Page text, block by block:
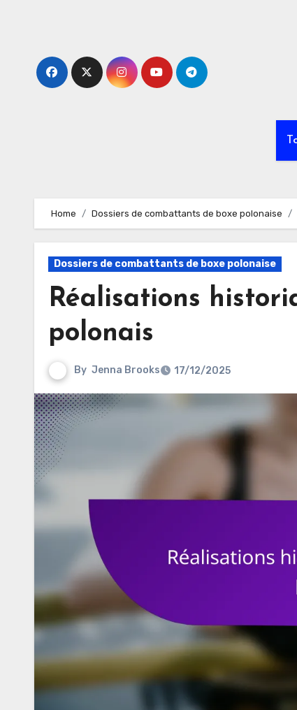
Home Dossiers de combattants de boxe polonaise
Dossiers de combattants de boxe polonaise
Réalisations
polonais
By Jenna Brooks 17/12/2025